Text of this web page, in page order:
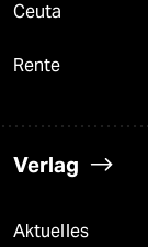
Ceuta
Rente
Verlag
Aktuelles